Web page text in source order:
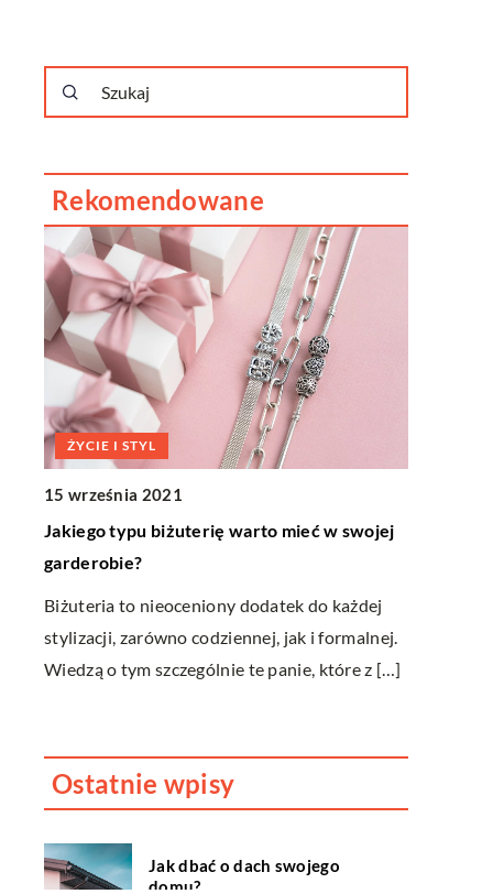
Rekomendowane
ŻYCIE I STYL
15 września 2021
Jakiego typu biżuterię warto mieć w swojej
garderobie?
Biżuteria to nieoceniony dodatek do każdej
stylizacji, zarówno codziennej, jak i formalnej.
Wiedzą o tym szczególnie te panie, które z […]
Ostatnie wpisy
Jak dbać o dach swojego
domu?